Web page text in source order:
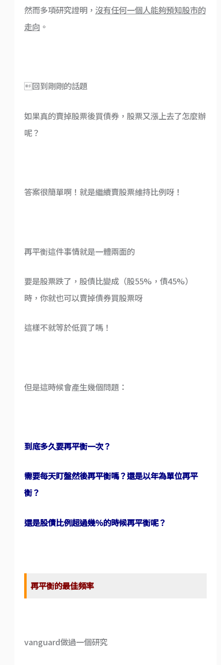
然而多項研究證明， 沒有任何一個人能夠預知股市的
走向 。
回到剛剛的話題
如果真的賣掉股票後買債券，股票又漲上去了怎麼辦
呢？
答案很簡單啊！就是繼續賣股票維持比例呀！
再平衡這件事情就是一體兩面的
要是股票跌了，股債比變成（股55%，債45%）
時，你就也可以賣掉債券買股票呀
這樣不就等於低買了嗎！
但是這時候會產生幾個問題：
到底多久要再平衡一次？
需要每天盯盤然後再平衡嗎？還是以年為單位再平
衡？
還是股債比例超過幾％的時候再平衡呢？
再平衡的最佳頻率
vanguard做過一個研究